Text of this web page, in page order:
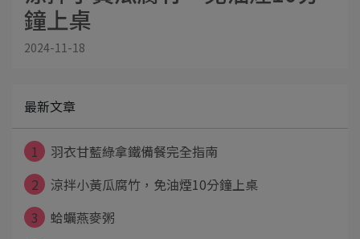
鐘上桌
2024-11-18
最新文章
1
羽衣甘藍綠拿鐵備餐完全指南
2
涼拌小黃瓜腐竹，免油煙10分鐘上桌
3
蛤蠣燕麥粥